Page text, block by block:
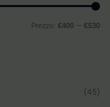
Prezzo: €400 — €530
(45)